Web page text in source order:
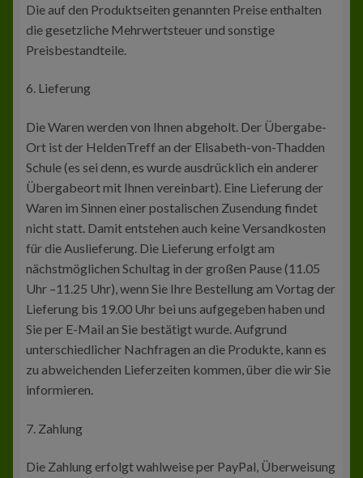
Die auf den Produktseiten genannten Preise enthalten
die gesetzliche Mehrwertsteuer und sonstige
Preisbestandteile.
6. Lieferung
Die Waren werden von Ihnen abgeholt. Der Übergabe-
Ort ist der HeldenTreff an der Elisabeth-von-Thadden
Schule (es sei denn, es wurde ausdrücklich ein anderer
Übergabeort mit Ihnen vereinbart). Eine Lieferung der
Waren im Sinnen einer postalischen Zusendung findet
nicht statt. Damit entstehen auch keine Versandkosten
für die Auslieferung. Die Lieferung erfolgt am
nächstmöglichen Schultag in der großen Pause (11.05
Uhr –11.25 Uhr), wenn Sie Ihre Bestellung am Vortag der
Lieferung bis 19.00 Uhr bei uns aufgegeben haben und
Sie per E-Mail an Sie bestätigt wurde. Aufgrund
unterschiedlicher Nachfragen an die Produkte, kann es
zu abweichenden Lieferzeiten kommen, über die wir Sie
informieren.
7. Zahlung
Die Zahlung erfolgt wahlweise per PayPal, Überweisung